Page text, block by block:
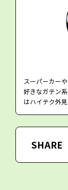
スーパーカー
好きなガテン
はハイテク外
SHARE